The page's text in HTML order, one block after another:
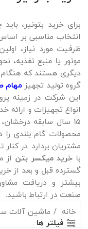
برای خرید بتونیر،
انتخاب مناسبی بر
ظرفیت مورد نیاز،
موتور یا منبع تغذیه،
دیگری هستند که هنگام
گروه تولید تجهیز مهام
این شرکت در زمینه
انواع تجهیزات و
15 سال سابقه
محصولات گام بلندی را
مشتریان بردارد. در
با خرید میکسر بتن
گسترده قبل و بعد از
بیشتر و دریافت
صنعت در ارتباط باشید.
خانه
ماشین آلات
فیلتر ها